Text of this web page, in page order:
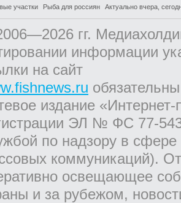
участки Рыба для россиян Актуально вчера,
гг.
информации
на сайт
издание
ЭЛ № ФС 77-
по надзору в
коммуникаций).
освещающее
и за рубежом,